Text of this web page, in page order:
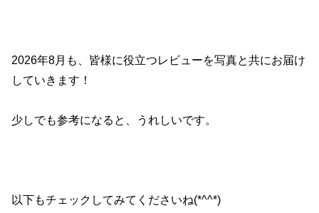
2026年8月も、皆様に役立つレビューを写真と共にお届け
していきます！
少しでも参考になると、うれしいです。
以下もチェックしてみてくださいね(*^^*)